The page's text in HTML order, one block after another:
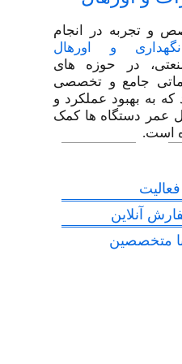
و تجربه در انجام
و اورهال
در حوزه های
جامع و تخصصی
که به بهبود عملکرد و
عمر دستگاه ها کمک
است.
آنلاین
متخصصین